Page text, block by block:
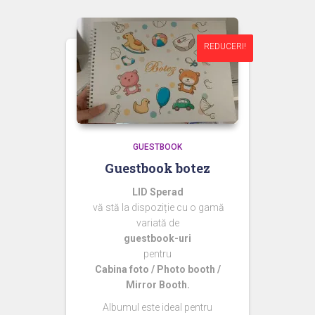
REDUCERI!
REDUCERI!
GUESTBOOK
Guestbook botez
LID Sperad
vă stă la dispoziție cu o gamă
variată de
guestbook-uri
pentru
Cabina foto / Photo booth /
Mirror Booth.
Albumul este ideal pentru